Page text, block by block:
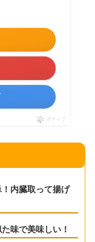
ポチップ
！内臓取って揚げ
味で美味しい！